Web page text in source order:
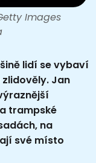
Images
lidí se vybaví
Jan
trampské
na
své místo